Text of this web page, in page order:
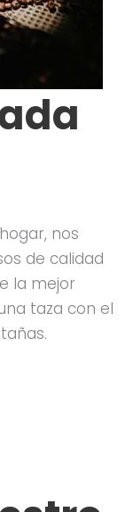
nos
de calidad
la mejor
taza con el